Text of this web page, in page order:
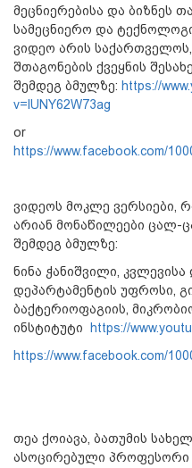
მეცნიერებისა და ბიზნეს
სამეცნიერო და
ვიდეო არის
შთაგონების ქვეყნის
შემდეგ ბმულზე: https://
v=lUNY62W73ag
or
https://www.facebook.com/
ვიდეოს მოკლე ვერსიები,
არიან მონაწილეები ცალ-
შემდეგ ბმულზე:
ნინა ჭანიშვილი,
დეპარტამენტის უფროსი,
ბაქტერიოფაგიის,
ინსტიტუტი
https://
https://www.facebook.com/
თეა ქოიავა, ბათუმის
ასოცირებული პროფესორი